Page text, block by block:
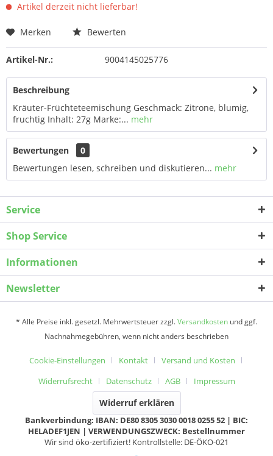
Artikel derzeit nicht lieferbar!
Merken Bewerten
Artikel-Nr.: 9004145025776
Beschreibung
Kräuter-Früchteteemischung Geschmack: Zitrone, blumig,
fruchtig Inhalt: 27g Marke:... mehr
Bewertungen
0
Bewertungen lesen, schreiben und diskutieren... mehr
Service
Shop Service
Informationen
Newsletter
* Alle Preise inkl. gesetzl. Mehrwertsteuer zzgl.Versandkosten und ggf.
Nachnahmegebühren, wenn nicht anders beschrieben
Cookie-Einstellungen Kontakt
Versand und Kosten
Widerrufsrecht
Datenschutz AGB Impressum
Widerruf erklären
Bankverbindung: IBAN: DE80 8305 3030 0018 0255 52 | BIC:
HELADEF1JEN | VERWENDUNGSZWECK: Bestellnummer
Wir sind öko-zertifiziert! Kontrollstelle: DE-ÖKO-021